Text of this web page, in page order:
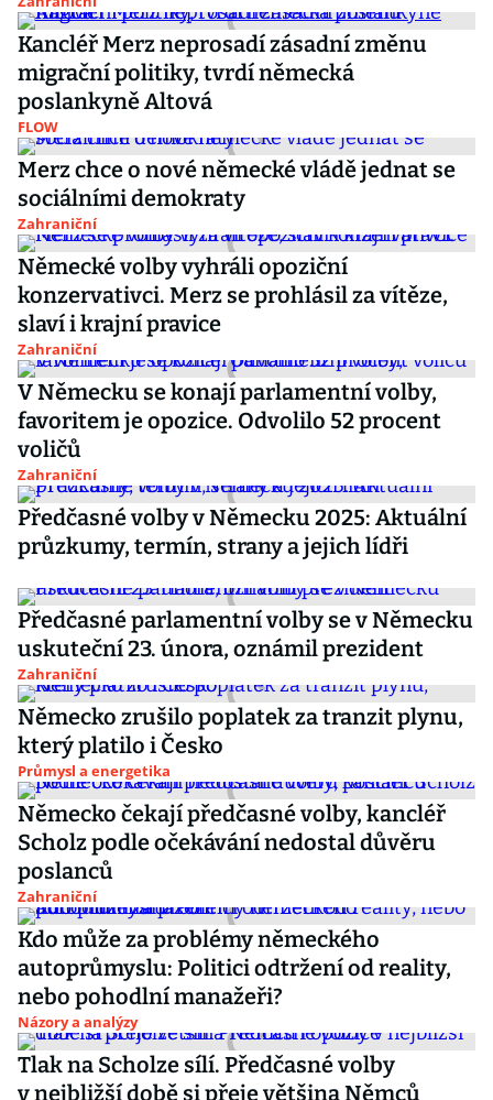
Kancléř Merz neprosadí zásadní změnu
migrační politiky, tvrdí německá
poslankyně Altová
FLOW
Merz chce o nové německé vládě jednat se
sociálními demokraty
Zahraniční
Německé volby vyhráli opoziční
konzervativci. Merz se prohlásil za vítěze,
slaví i krajní pravice
Zahraniční
V Německu se konají parlamentní volby,
favoritem je opozice. Odvolilo 52 procent
voličů
Zahraniční
Předčasné volby v Německu 2025: Aktuální
průzkumy, termín, strany a jejich lídři
Předčasné parlamentní volby se v Německu
uskuteční 23. února, oznámil prezident
Zahraniční
Německo zrušilo poplatek za tranzit plynu,
který platilo i Česko
Průmysl a energetika
Německo čekají předčasné volby, kancléř
Scholz podle očekávání nedostal důvěru
poslanců
Zahraniční
Kdo může za problémy německého
autoprůmyslu: Politici odtržení od reality,
nebo pohodlní manažeři?
Názory a analýzy
Tlak na Scholze sílí. Předčasné volby
v nejbližší době si přeje většina Němců